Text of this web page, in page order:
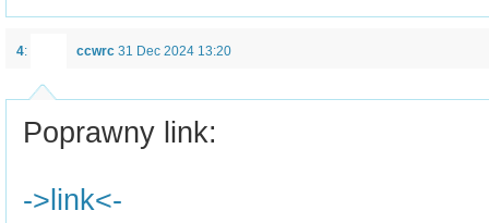
4: ccwrc 31 Dec 2024 13:20
Poprawny link:
->link<-